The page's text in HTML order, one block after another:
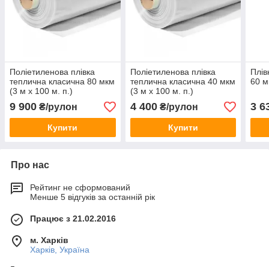
Поліетиленова плівка
теплична класична 80 мкм
(3 м х 100 м. п.)
9 900 ₴/рулон
Купити
Поліетиленова плівка
теплична класична 40 мкм
(3 м х 100 м. п.)
4 400₴/рулон
Купити
60
3
Про нас
Рейтинг не сформований
Менше 5 відгуків за останній рік
Працює з 21.02.2016
м. Харків
Харків, Україна